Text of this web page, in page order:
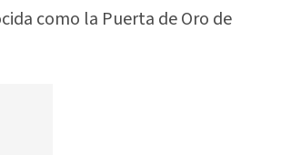
como la Puerta de Oro de